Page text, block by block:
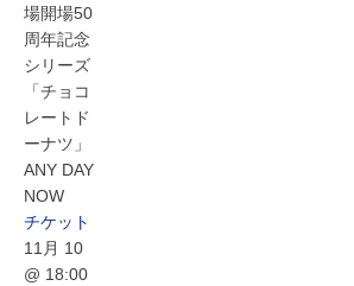
場開場50
周年記念
シリーズ
「チョコ
レートド
ーナツ」
ANY DAY
NOW
チケット
11月 10
@ 18:00